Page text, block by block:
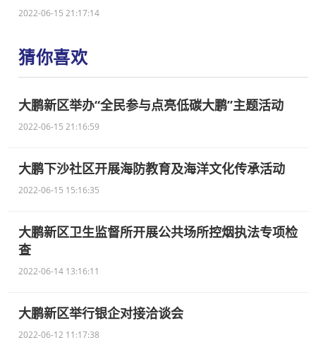
2022-06-15 21:17:14
猜你喜欢
大鹏新区举办“全民参与点亮低碳大鹏”主题活动
2022-06-15 21:16:59
大鹏下沙社区开展海防教育及海洋文化传承活动
2022-06-15 15:16:35
大鹏新区卫生监督所开展公共场所控烟执法专项检
查
2022-06-14 13:16:11
大鹏新区举行银企对接洽谈会
2022-06-12 11:17:38